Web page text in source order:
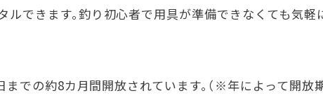
ルできます。釣り初心者で用具が準備できなくても気
での約8カ月間開放されています。（※年によって開放